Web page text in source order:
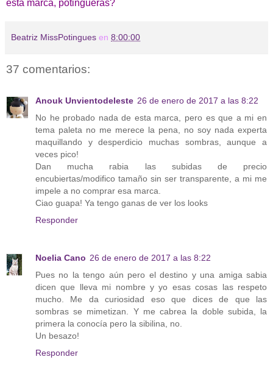
esta marca, potingueras?
Beatriz MissPotingues en 8:00:00
37 comentarios:
Anouk Unvientodeleste 26 de enero de 2017 a las 8:22
No he probado nada de esta marca, pero es que a mi en
tema paleta no me merece la pena, no soy nada experta
maquillando y desperdicio muchas sombras, aunque a
veces pico!
Dan mucha rabia las subidas de precio
encubiertas/modifico tamaño sin ser transparente, a mi me
impele a no comprar esa marca.
Ciao guapa! Ya tengo ganas de ver los looks
Responder
Noelia Cano 26 de enero de 2017 a las 8:22
Pues no la tengo aún pero el destino y una amiga sabia
dicen que lleva mi nombre y yo esas cosas las respeto
mucho. Me da curiosidad eso que dices de que las
sombras se mimetizan. Y me cabrea la doble subida, la
primera la conocía pero la sibilina, no.
Un besazo!
Responder